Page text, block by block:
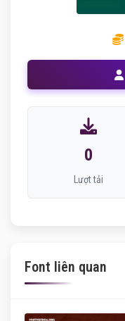
0
Lượt tải
Font liên quan